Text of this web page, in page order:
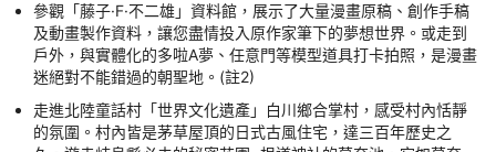
參觀「藤子·F·不二雄」資料館，展示了大量漫畫原稿、創作手稿
及動畫製作資料，讓您盡情投入原作家筆下的夢想世界。或走到
戶外，與實體化的多啦A夢、任意門等模型道具打卡拍照，是漫畫
迷絕對不能錯過的朝聖地。(註2)
走進北陸童話村「世界文化遺產」白川鄉合掌村，感受村內恬靜
的氛圍。村內皆是茅草屋頂的日式古風住宅，達三百年歷史之